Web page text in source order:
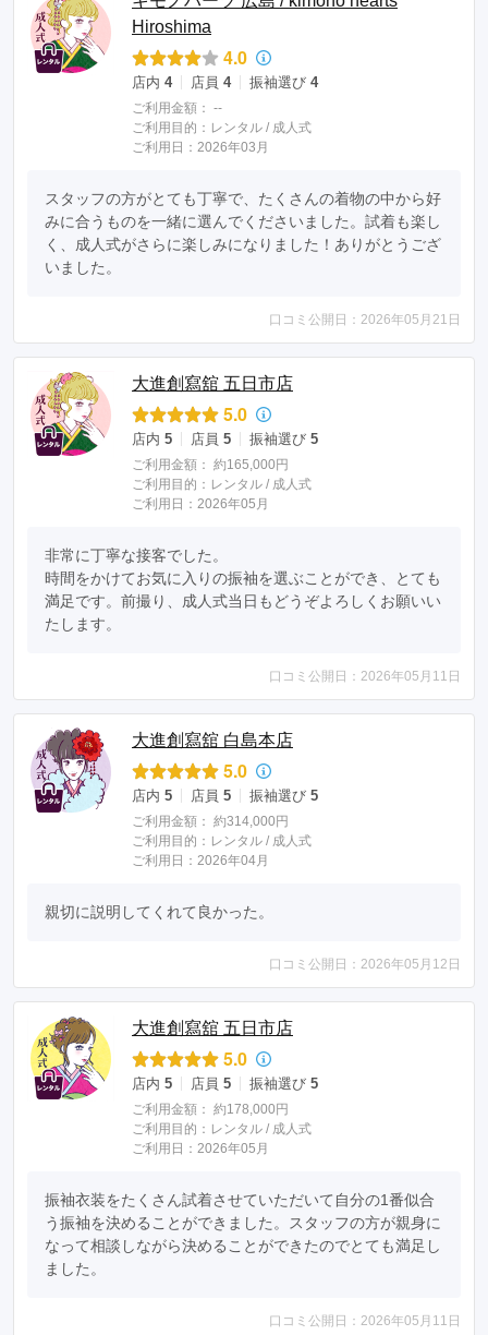
Hiroshima
4.0
店内 4 店員 4 振袖選び 4
ご利用金額： --
ご利用目的： レンタル / 成人式
ご利用日：2026年03月
スタッフの方がとても丁寧で、たくさんの着物の中から好
みに合うものを一緒に選んでくださいました。試着も楽し
く、成人式がさらに楽しみになりました！ありがとうござ
いました。
口コミ公開日：2026年05月21日
大進創寫舘 五日市店
5.0
店内 5 店員 5 振袖選び 5
ご利用金額： 約165,000円
ご利用目的： レンタル / 成人式
ご利用日：2026年05月
非常に丁寧な接客でした。
時間をかけてお気に入りの振袖を選ぶことができ、とても
満足です。前撮り、成人式当日もどうぞよろしくお願いい
たします。
口コミ公開日：2026年05月11日
大進創寫舘 白島本店
5.0
店内 5 店員 5 振袖選び 5
ご利用金額： 約314,000円
ご利用目的： レンタル / 成人式
ご利用日：2026年04月
親切に説明してくれて良かった。
口コミ公開日：2026年05月12日
大進創寫舘 五日市店
5.0
店内 5 店員 5 振袖選び 5
ご利用金額： 約178,000円
ご利用目的： レンタル / 成人式
ご利用日：2026年05月
振袖衣装をたくさん試着させていただいて自分の1番似合
う振袖を決めることができました。スタッフの方が親身に
なって相談しながら決めることができたのでとても満足し
ました。
口コミ公開日：2026年05月11日